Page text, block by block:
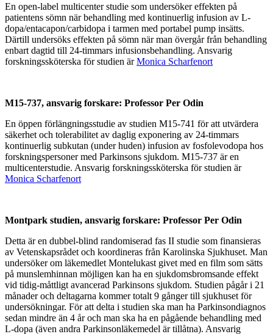
En open-label multicenter studie som undersöker effekten på
patientens sömn när behandling med kontinuerlig infusion av L-
dopa/entacapon/carbidopa i tarmen med portabel pump insätts.
Därtill undersöks effekten på sömn när man övergår från behandling
enbart dagtid till 24-timmars infusionsbehandling. Ansvarig
forskningssköterska för studien ärMonica Scharfenort
M15-737, ansvarig forskare: Professor Per Odin
En öppen förlängningsstudie av studien M15-741 för att utvärdera
säkerhet och tolerabilitet av daglig exponering av 24-timmars
kontinuerlig subkutan (under huden) infusion av fosfolevodopa hos
forskningspersoner med Parkinsons sjukdom. M15-737 är en
multicenterstudie. Ansvarig forskningssköterska för studien är
Monica Scharfenort
Montpark studien, ansvarig forskare: Professor Per Odin
Detta är en dubbel-blind randomiserad fas II studie som finansieras
av Vetenskapsrådet och koordineras från Karolinska Sjukhuset. Man
undersöker om läkemedlet Montelukast givet med en film som sätts
på munslemhinnan möjligen kan ha en sjukdomsbromsande effekt
vid tidig-måttligt avancerad Parkinsons sjukdom. Studien pågår i 21
månader och deltagarna kommer totalt 9 gånger till sjukhuset för
undersökningar. För att delta i studien ska man ha Parkinsondiagnos
sedan mindre än 4 år och man ska ha en pågående behandling med
L-dopa (även andra Parkinsonläkemedel är tillåtna). Ansvarig